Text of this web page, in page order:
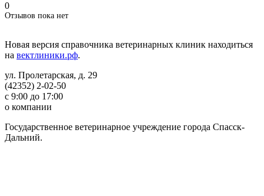
0
Отзывов пока нет
Новая версия справочника ветеринарных клиник находиться
на вектлиники.рф.
ул. Пролетарская, д. 29
(42352) 2-02-50
с 9:00 до 17:00
о компании
Государственное ветеринарное учреждение города Спасск-
Дальний.